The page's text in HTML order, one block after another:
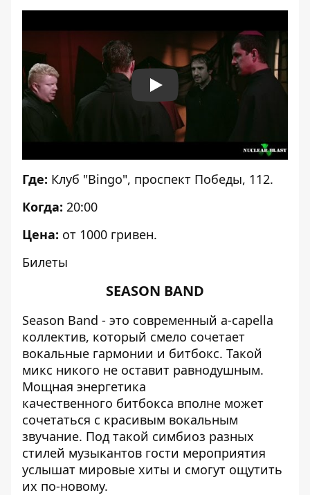
Play
Где: Клуб "Bingo", проспект Победы, 112.
Когда: 20:00
Цена: от 1000 гривен.
Билеты
SEASON BAND
Season Band - это современный a-capella
коллектив, который смело сочетает
вокальные гармонии и битбокс. Такой
микс никого не оставит равнодушным.
Мощная энергетика
качественного битбокса вполне может
сочетаться с красивым вокальным
звучание. Под такой симбиоз разных
стилей музыкантов гости мероприятия
услышат мировые хиты и смогут ощутить
их по-новому.